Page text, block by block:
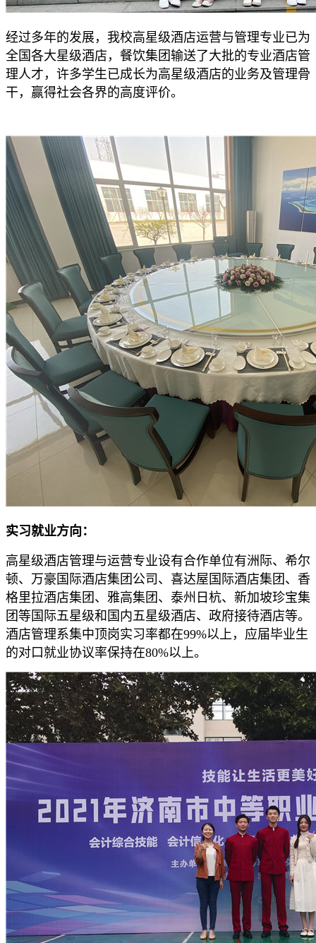
经过多年的发展，我校高星级酒店运营与管理专业已为
全国各大星级酒店，餐饮集团输送了大批的专业酒店管
理人才，许多学生已成长为高星级酒店的业务及管理骨
干，赢得社会各界的高度评价。
实习就业方向：
高星级酒店管理与运营专业设有合作单位有洲际、希尔
顿、万豪国际酒店集团公司、喜达屋国际酒店集团、香
格里拉酒店集团、雅高集团、泰州日杭、新加坡珍宝集
团等国际五星级和国内五星级酒店、政府接待酒店等。
酒店管理系集中顶岗实习率都在99%以上，应届毕业生
的对口就业协议率保持在80%以上。